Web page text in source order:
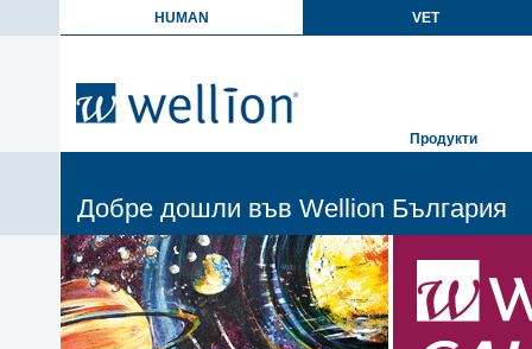
HUMAN VET
Продукти
Добре дошли във Wellion България